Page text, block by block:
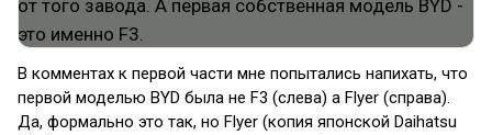
В комментах к первой части мне попытались напихать, что
первой моделью BYD была не F3 (слева) а Flyer (справа).
Да, формально это так, но Flyer (копия японской Daihatsu